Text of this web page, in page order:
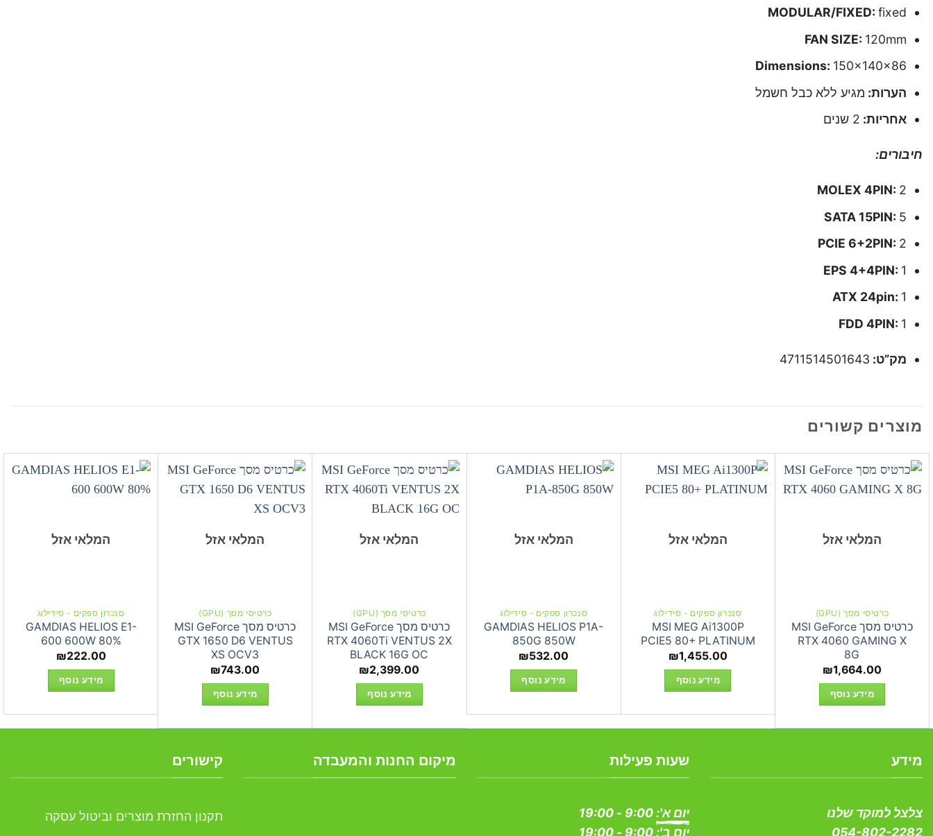
MODULAR/FIXED:fixed
FAN SIZE: 120mm
Dimensions: 150x140x86
הערות: מגיע ללא כבל חשמל
אחריות: 2 שנים
חיבורים:
MOLEX 4PIN: 2
SATA 15PIN: 5
PCIE 6+2PIN: 2
EPS 4+4PIN: 1
ATX 24pin: 1
FDD 4PIN: 1
מק”ט: 4711514501643
מוצרים קשורים
המלאי אזל
כרטיסי מסך (GPU)
כרטיס מסך MSI GeForce
RTX 4060 GAMING X
8G
₪1,664.00
מידע נוסף
המלאי אזל
סנכרון ספקים - סידילוג
MSI MEG Ai1300P
PCIE5 80+ PLATINUM
₪1,455.00
מידע נוסף
המלאי אזל
סנכרון ספקים - סידילוג
GAMDIAS HELIOS P1A-
850G 850W
₪532.00
מידע נוסף
המלאי אזל
כרטיסי מסך (GPU)
כרטיס מסך MSI GeForce
RTX 4060Ti VENTUS 2X
BLACK 16G OC
₪2,399.00
מידע נוסף
המלאי אזל
כרטיסי מסך (GPU)
כרטיס מסך MSI GeForce
GTX 1650 D6 VENTUS
XS OCV3
₪743.00
מידע נוסף
המלאי אזל
סנכרון ספקים - סידילוג
GAMDIAS HELIOS E1-
600 600W 80%
₪222.00
מידע נוסף
מידע
צלצל למוקד שלנו
054-802-2282
שעות פעילות
יום א':
יום ב':
מיקום החנות והמעבדה קישורים
תקנון החזרת מוצרים וביטול עסקה